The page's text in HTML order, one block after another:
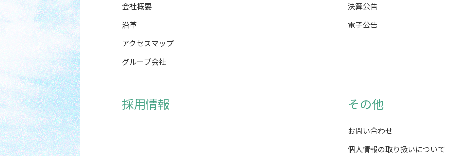
会社概要
沿革
アクセスマップ
グループ会社
決算公告
電子公告
採用情報 その他
お問い合わせ
個人情報の取り扱いについて